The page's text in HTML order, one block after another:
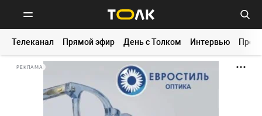
Телеканал Прямой эфир День с Толком Интервью
РЕКЛАМА